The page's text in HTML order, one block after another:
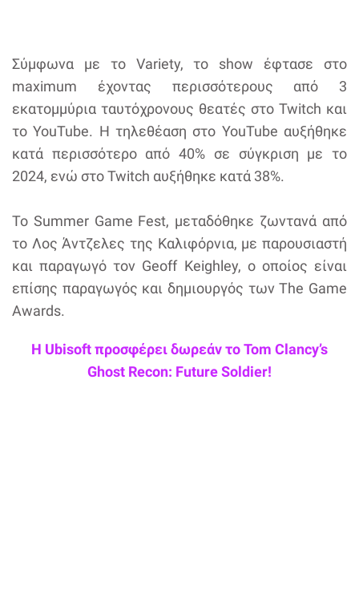
Σύμφωνα με το Variety, το show έφτασε στο
maximum έχοντας περισσότερους από 3
εκατομμύρια ταυτόχρονους θεατές στο Twitch και
το YouTube. Η τηλεθέαση στο YouTube αυξήθηκε
κατά περισσότερο από 40% σε σύγκριση με το
2024, ενώ στο Twitch αυξήθηκε κατά 38%.
Το Summer Game Fest, μεταδόθηκε ζωντανά από
το Λος Άντζελες της Καλιφόρνια, με παρουσιαστή
και παραγωγό τον Geoff Keighley, ο οποίος είναι
επίσης παραγωγός και δημιουργός των The Game
Awards.
Η Ubisoft προσφέρει δωρεάν το Tom Clancy’s
Ghost Recon: Future Soldier!